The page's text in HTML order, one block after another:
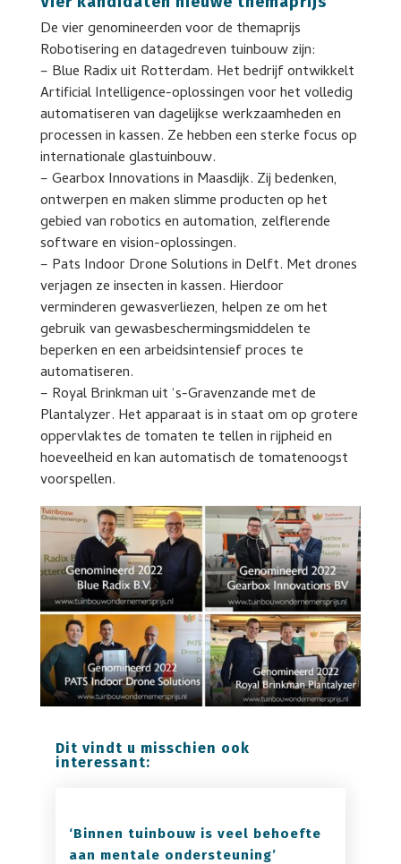
De vier genomineerden voor de themaprijs
Robotisering en datagedreven tuinbouw zijn:
– Blue Radix uit Rotterdam. Het bedrijf ontwikkelt
Artificial Intelligence-oplossingen voor het volledig
automatiseren van dagelijkse werkzaamheden en
processen in kassen. Ze hebben een sterke focus op
internationale glastuinbouw.
– Gearbox Innovations in Maasdijk. Zij bedenken,
ontwerpen en maken slimme producten op het
gebied van robotics en automation, zelflerende
software en vision-oplossingen.
– Pats Indoor Drone Solutions in Delft. Met drones
verjagen ze insecten in kassen. Hierdoor
verminderen gewasverliezen, helpen ze om het
gebruik van gewasbeschermingsmiddelen te
beperken en een arbeidsintensief proces te
automatiseren.
– Royal Brinkman uit ‘s-Gravenzande met de
Plantalyzer. Het apparaat is in staat om op grotere
oppervlaktes de tomaten te tellen in rijpheid en
hoeveelheid en kan automatisch de tomatenoogst
voorspellen.
Dit vindt u misschien ook
interessant:
‘Binnen tuinbouw is veel behoefte
aan mentale ondersteuning’